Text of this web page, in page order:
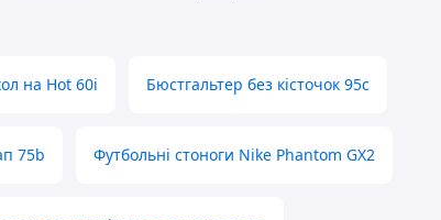
на Hot 60i Бюстгальтер без кісточок 95с
75b Футбольні стоноги Nike Phantom GX2